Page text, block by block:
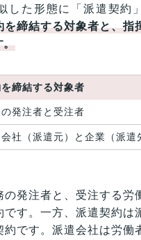
した形態に「派遣契約
を締結する対象者と、指
。
締結する対象者
発注者と受注者
社（派遣元）と企業（派遣
発注者と、受注する労
です。一方、派遣契約は
約です。派遣会社は労働